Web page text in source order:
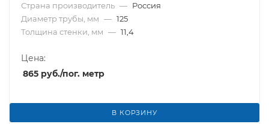
Страна производитель — Россия
Диаметр трубы, мм — 125
Толщина стенки, мм — 11,4
Цена:
865 руб./пог. метр
В КОРЗИНУ